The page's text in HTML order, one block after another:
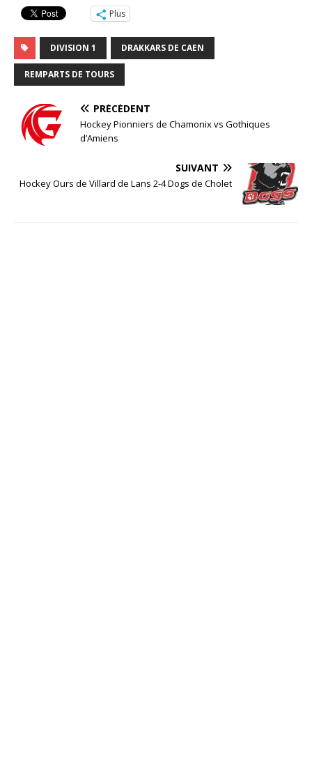
Plus
DIVISION 1 DRAKKARS DE CAEN
REMPARTS DE TOURS
PRÉCÉDENT
Hockey Pionniers de Chamonix vs Gothiques
d’Amiens
SUIVANT
Hockey Ours de Villard de Lans 2-4 Dogs de Cholet